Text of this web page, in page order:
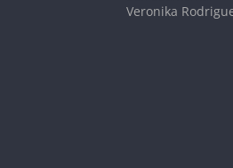
Veronika